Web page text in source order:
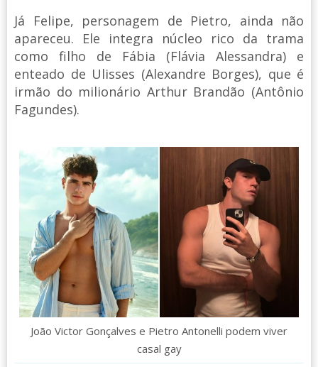
Já Felipe, personagem de Pietro, ainda não
apareceu. Ele integra núcleo rico da trama
como filho de Fábia (Flávia Alessandra) e
enteado de Ulisses (Alexandre Borges), que é
irmão do milionário Arthur Brandão (Antônio
Fagundes).
João Victor Gonçalves e Pietro Antonelli podem viver
casal gay